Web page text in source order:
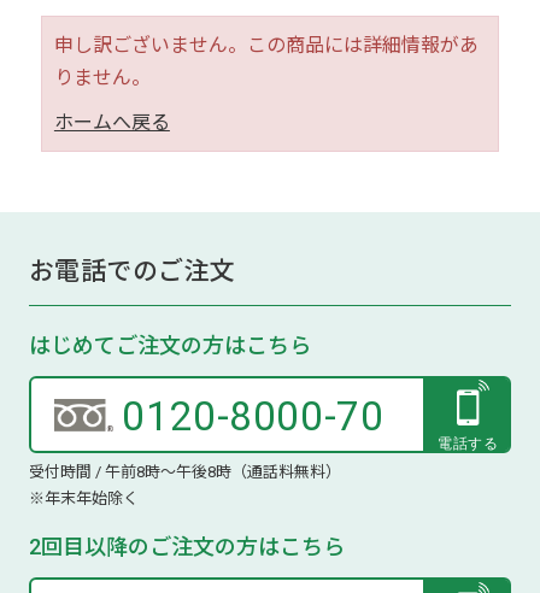
申し訳ございません。この商品には詳細情報があ
りません。
ホームへ戻る
お電話でのご注文
はじめてご注文の方はこちら
0120-8000-70
受付時間 / 午前8時～午後8時（通話料無料）
※年末年始除く
2回目以降のご注文の方はこちら